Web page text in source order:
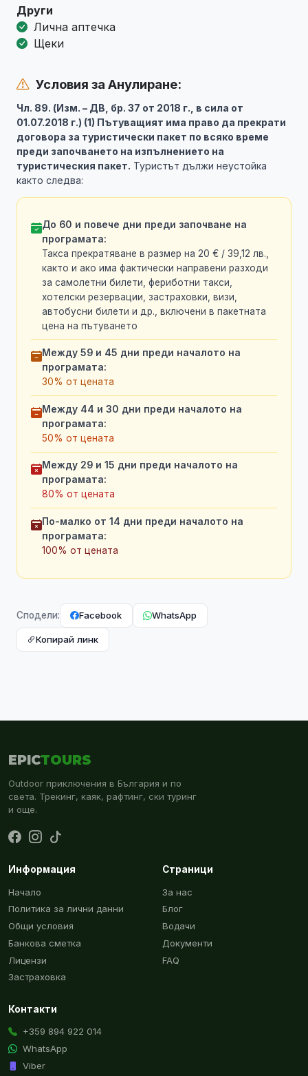
Други
Лична аптечка
Щеки
Условия за Анулиране:
Чл. 89. (Изм. – ДВ, бр. 37 от 2018 г., в сила от
01.07.2018 г.) (1) Пътуващият има право да прекрати
договора за туристически пакет по всяко време
преди започването на изпълнението на
туристическия пакет. Туристът дължи неустойка
както следва:
До 60 и повече дни преди започване на
програмата:
Такса прекратяване в размер на 20 € / 39,12 лв.,
както и ако има фактически направени разходи
за самолетни билети, фериботни такси,
хотелски резервации, застраховки, визи,
автобусни билети и др., включени в пакетната
цена на пътуването
Между 59 и 45 дни преди началото на
програмата:
30% от цената
Между 44 и 30 дни преди началото на
програмата:
50% от цената
Между 29 и 15 дни преди началото на
програмата:
80% от цената
По-малко от 14 дни преди началото на
програмата:
100% от цената
Сподели: Facebook WhatsApp
Копирай линк
EPICTOURS
Outdoor приключения в България и по
света. Трекинг, каяк, рафтинг, ски туринг
и още.
Информация
Начало
Политика за лични данни
Общи условия
Банкова сметка
Лицензи
Застраховка
Страници
За нас
Блог
Водачи
Документи
FAQ
Контакти
+359 894 922 014
WhatsApp
Viber